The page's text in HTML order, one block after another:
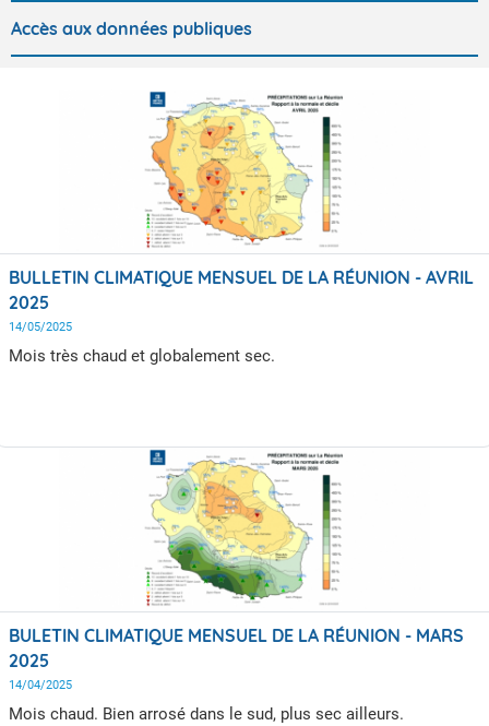
Accès aux données publiques
BULLETIN CLIMATIQUE MENSUEL DE LA RÉUNION - AVRIL
2025
14/05/2025
Mois très chaud et globalement sec.
BULETIN CLIMATIQUE MENSUEL DE LA RÉUNION - MARS
2025
14/04/2025
Mois chaud. Bien arrosé dans le sud, plus sec ailleurs.